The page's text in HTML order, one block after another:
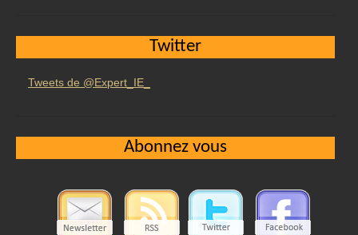
Twitter
Tweets de @Expert_IE_
Abonnez vous